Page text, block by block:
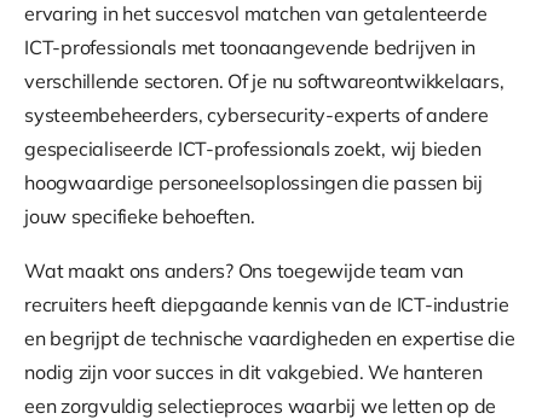
ervaring in het succesvol matchen van getalenteerde
ICT-professionals met toonaangevende bedrijven in
verschillende sectoren. Of je nu softwareontwikkelaars,
systeembeheerders, cybersecurity-experts of andere
gespecialiseerde ICT-professionals zoekt, wij bieden
hoogwaardige personeelsoplossingen die passen bij
jouw specifieke behoeften.
Wat maakt ons anders? Ons toegewijde team van
recruiters heeft diepgaande kennis van de ICT-industrie
en begrijpt de technische vaardigheden en expertise die
nodig zijn voor succes in dit vakgebied. We hanteren
een zorgvuldig selectieproces waarbij we letten op de